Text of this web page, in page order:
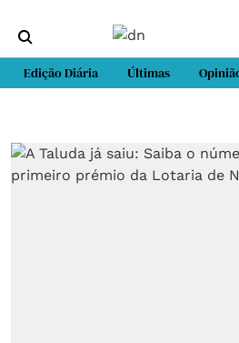
Edição Diária Últimas